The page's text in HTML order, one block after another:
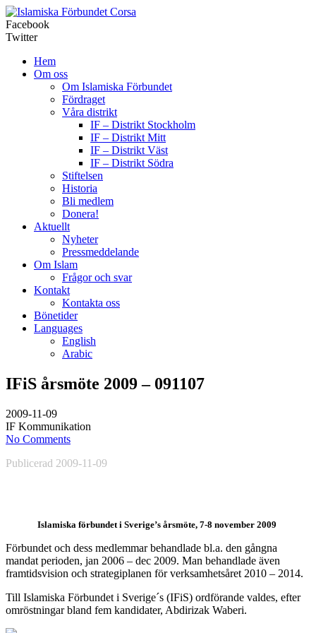
Corsa
Facebook
Twitter
Hem
Om oss
Om Islamiska Förbundet
Fördraget
Våra distrikt
IF – Distrikt Stockholm
IF – Distrikt Mitt
IF – Distrikt Väst
IF – Distrikt Södra
Stiftelsen
Historia
Bli medlem
Donera!
Aktuellt
Nyheter
Pressmeddelande
Om Islam
Frågor och svar
Kontakt
Kontakta oss
Bönetider
Languages
English
Arabic
IFiS årsmöte 2009 – 091107
2009-11-09
IF Kommunikation
No Comments
Publicerad 2009-11-09
Islamiska förbundet i Sverige’s årsmöte, 7-8 november 2009
Förbundet och dess medlemmar behandlade bl.a. den gångna
mandat perioden, jan 2006 – dec 2009. Man behandlade även
framtidsvision och strategiplanen för verksamhetsåret 2010 – 2014.
Till Islamiska Förbundet i Sverige´s (IFiS) ordförande valdes, efter
omröstningar bland fem kandidater, Abdirizak Waberi.